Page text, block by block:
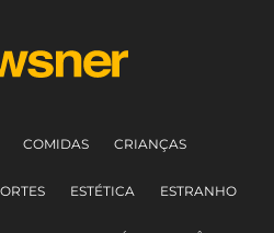
COMIDAS CRIANÇAS
ESTÉTICA ESTRANHO